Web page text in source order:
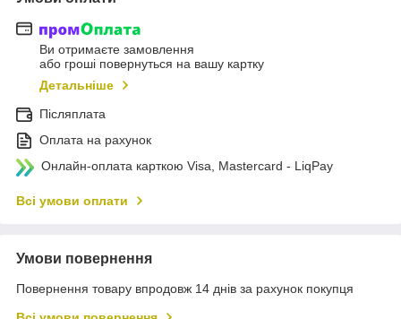
Ви отримаєте замовлення
або гроші повернуться на вашу картку
Детальніше
Післяплата
Оплата на рахунок
Онлайн-оплата карткою Visa, Mastercard - LiqPay
Всі умови оплати
Умови повернення
Повернення товару впродовж 14 днів за рахунок покупця